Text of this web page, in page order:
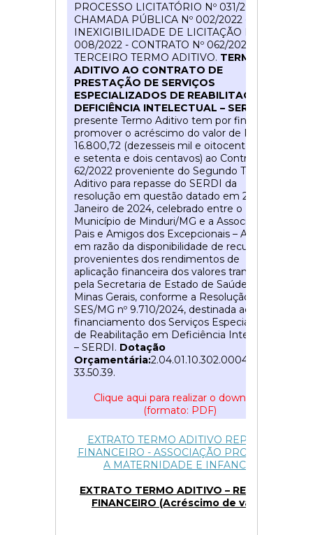
PROCESSO LICITATÓRIO Nº 031/2022 -
CHAMADA PÚBLICA Nº 002/2022 -
INEXIGIBILIDADE DE LICITAÇÃO Nº
008/2022 - CONTRATO Nº 062/2022 - 3º
TERCEIRO TERMO ADITIVO. TERMO
ADITIVO AO CONTRATO DE
PRESTAÇÃO DE SERVIÇOS
ESPECIALIZADOS DE REABILITAÇÃO EM
DEFICIÊNCIA INTELECTUAL – SERDI.
presente Termo Aditivo tem por finalidade
promover o acréscimo do valor de R$
16.800,72 (dezesseis mil e oitocentos reais
e setenta e dois centavos) ao Contrato nº
62/2022 proveniente do Segundo Termo
Aditivo para repasse do SERDI da
resolução em questão datado em 29 de
Janeiro de 2024, celebrado entre o
Município de Minduri/MG e a Associação de
Pais e Amigos dos Excepcionais – APAE,
em razão da disponibilidade de recursos
provenientes dos rendimentos de
aplicação financeira dos valores transferidos
pela Secretaria de Estado de Saúde de
Minas Gerais, conforme a Resolução
SES/MG nº 9.710/2024, destinada ao
financiamento dos Serviços Especializados
de Reabilitação em Deficiência Intelectual
– SERDI. Dotação
Orçamentária:2.04.01.10.302.0004.2.0024.
33.50.39.
Clique aqui para realizar o download
(formato: PDF)
EXTRATO TERMO ADITIVO REPASSE
FINANCEIRO - ASSOCIAÇÃO PROTEÇÃO
A MATERNIDADE E INFANCIA
EXTRATO TERMO ADITIVO – REPASSE
FINANCEIRO (Acréscimo de valor)